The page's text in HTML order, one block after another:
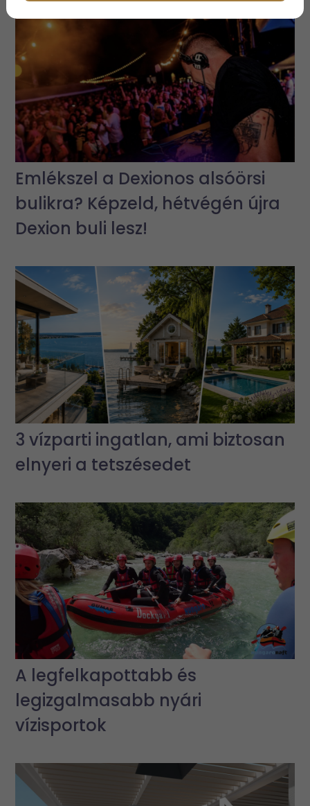
Emlékszel a Dexionos alsóörsi
bulikra? Képzeld, hétvégén újra
Dexion buli lesz!
3 vízparti ingatlan, ami biztosan
elnyeri a tetszésedet
A legfelkapottabb és
legizgalmasabb nyári
vízisportok